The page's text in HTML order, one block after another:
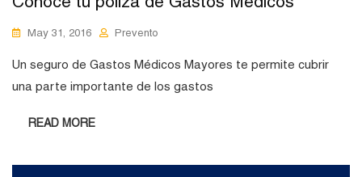
May 31, 2016 Prevento
Un seguro de Gastos Médicos Mayores te permite cubrir
una parte importante de los gastos
READ MORE